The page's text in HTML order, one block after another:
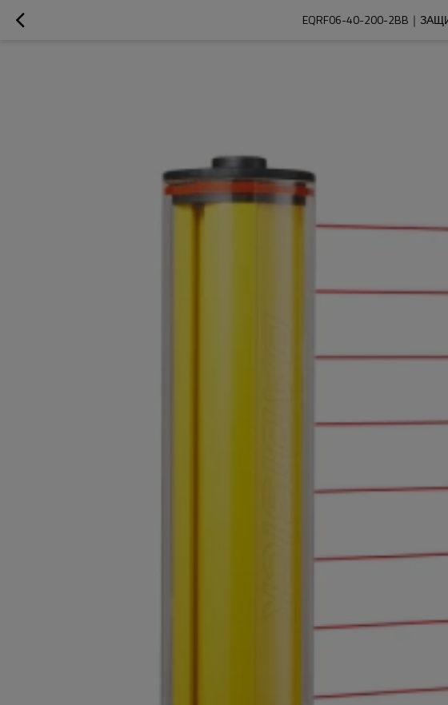
EQRF06-40-200-2BB｜